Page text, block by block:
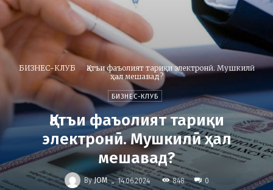
БИЗНЕС-КЛУБ
Қатъи фаъолият тариқи электронӣ. Мушкилӣ
ҳал мешавад?
БИЗНЕС-КЛУБ
Қатъи фаъолият тариқи
электронӣ. Мушкилӣ ҳал
мешавад?
By JOM - 14.06.2024 848 0